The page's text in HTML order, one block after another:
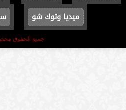
ميديا وتوك شو
جميع الحقوق